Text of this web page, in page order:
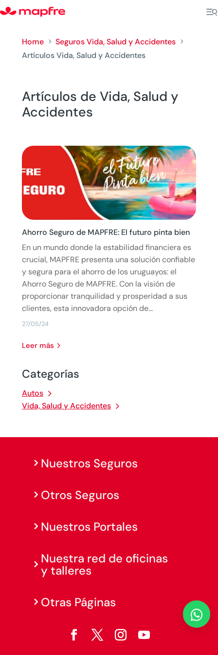
Home 5 Seguros Vida, Salud y Accidentes 5
Artículos Vida, Salud y Accidentes
Categorías
Autos
Vida, Salud y Accidentes
Artículos de Vida, Salud y
Accidentes
Ahorro Seguro de MAPFRE: El futuro pinta bien
27/05/24
En un mundo donde la estabilidad financiera es
crucial, MAPFRE presenta una solución confiable
y segura para el ahorro de los uruguayos: el
Ahorro Seguro de MAPFRE. Con la visión de
proporcionar tranquilidad y prosperidad a sus
clientes, esta innovadora opción de...
leer más
Nuestros Seguros
Otros Seguros
Nuestros Portales
Nuestra red de oficinas
y talleres
Otras Páginas
